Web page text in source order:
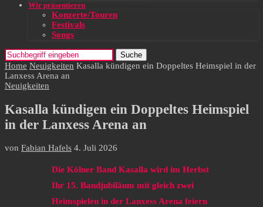
Wir präsentieren
Konzerte/Touren
Festivals
Songs
Suche
Home Neuigkeiten Kasalla kündigen ein Doppeltes Heimspiel in der
Lanxess Arena an
Neuigkeiten
Kasalla kündigen ein Doppeltes Heimspiel
in der Lanxess Arena an
von Fabian Hafels 4. Juli 2026
Die Kölner Band Kasalla wird im Herbst
Ihr 15. Bandjubiläum mit gleich zwei
Heimspielen in der Lanxess Arena feiern